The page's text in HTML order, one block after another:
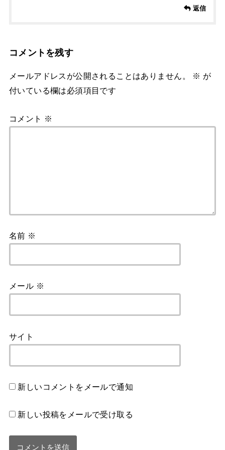
返信
コメントを残す
メールアドレスが公開されることはありません。 ※ が
付いている欄は必須項目です
コメント ※
名前 ※
メール ※
サイト
新しいコメントをメールで通知
新しい投稿をメールで受け取る